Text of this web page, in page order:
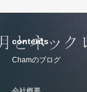
contents
Chamのブログ